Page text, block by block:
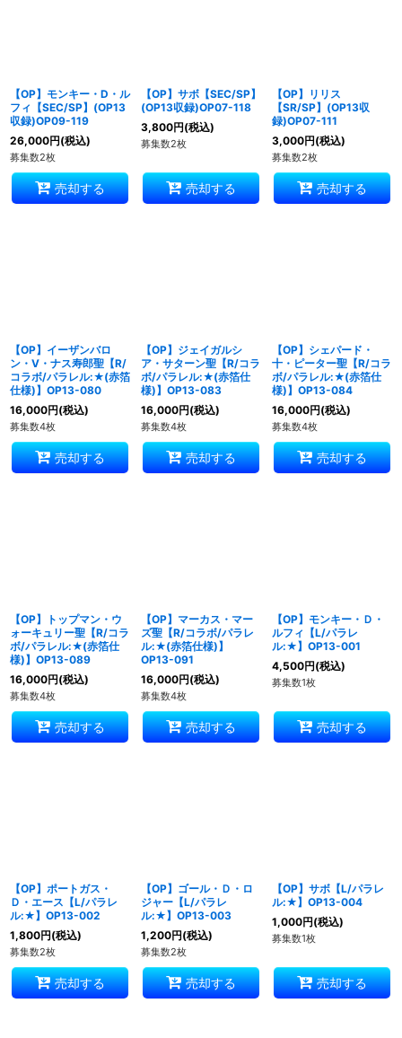
【OP】モンキー・D・ル
フィ【SEC/SP】(OP13
収録)OP09-119
26,000円(税込)
募集数2枚
売却する
【OP】サボ【SEC/SP】
(OP13収録)OP07-118
3,800円(税込)
募集数2枚
売却する
【OP】リリス
【SR/SP】(OP13収
録)OP07-111
3,000円(税込)
募集数2枚
売却する
【OP】イーザンバロ
ン・V・ナス寿郎聖【R/
コラボ/パラレル:★(赤箔
仕様)】OP13-080
16,000円(税込)
募集数4枚
売却する
【OP】ジェイガルシ
ア・サターン聖【R/コラ
ボ/パラレル:★(赤箔仕
様)】OP13-083
16,000円(税込)
募集数4枚
売却する
【OP】シェパード・
十・ピーター聖【R/コラ
ボ/パラレル:★(赤箔仕
様)】OP13-084
16,000円(税込)
募集数4枚
売却する
【OP】トップマン・ウ
ォーキュリー聖【R/コラ
ボ/パラレル:★(赤箔仕
様)】OP13-089
16,000円(税込)
募集数4枚
売却する
【OP】マーカス・マー
ズ聖【R/コラボ/パラレ
ル:★(赤箔仕様)】
OP13-091
16,000円(税込)
募集数4枚
売却する
【OP】モンキー・Ｄ・
ルフィ【L/パラレ
ル:★】OP13-001
4,500円(税込)
募集数1枚
売却する
【OP】ポートガス・
Ｄ・エース【L/パラレ
ル:★】OP13-002
1,800円(税込)
募集数2枚
売却する
【OP】ゴール・Ｄ・ロ
ジャー【L/パラレ
ル:★】OP13-003
1,200円(税込)
募集数2枚
売却する
【OP】サボ【L/パラレ
ル:★】OP13-004
1,000円(税込)
募集数1枚
売却する